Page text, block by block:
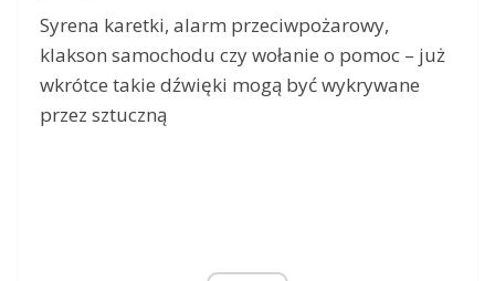
Syrena karetki, alarm przeciwpożarowy,
klakson samochodu czy wołanie o pomoc – już
wkrótce takie dźwięki mogą być wykrywane
przez sztuczną